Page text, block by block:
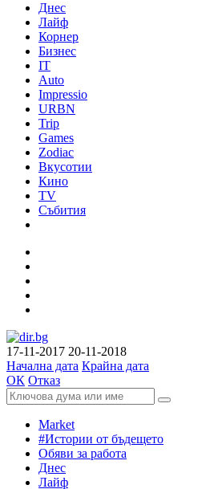
Днес
Лайф
Корнер
Бизнес
IT
Auto
Impressio
URBN
Trip
Games
Zodiac
Вкусотии
Кино
TV
Събития
17-11-2017 20-11-2018
Начална дата Крайна дата
ОК Отказ
Market
#Истории от бъдещето
Обяви за работа
Днес
Лайф